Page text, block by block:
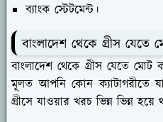
ব্যাংক স্টেটমেন্ট।
বাংলাদেশ থেকে গ্রীস
বাংলাদেশ থেকে গ্রীস যেতে
মূলত আপনি কোন ক্যাটাগরীতে
গ্রীসে যাওয়ার খরচ ভিন্ন ভিন্ন